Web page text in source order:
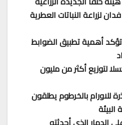
تخصص (500) فدان لزراعة النباتات العطرية
تؤكد أهمية تطبيق الضوابط
لتوزيع أكثر من مليون
للاورام بالخرطوم يطلقون